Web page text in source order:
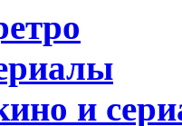
и